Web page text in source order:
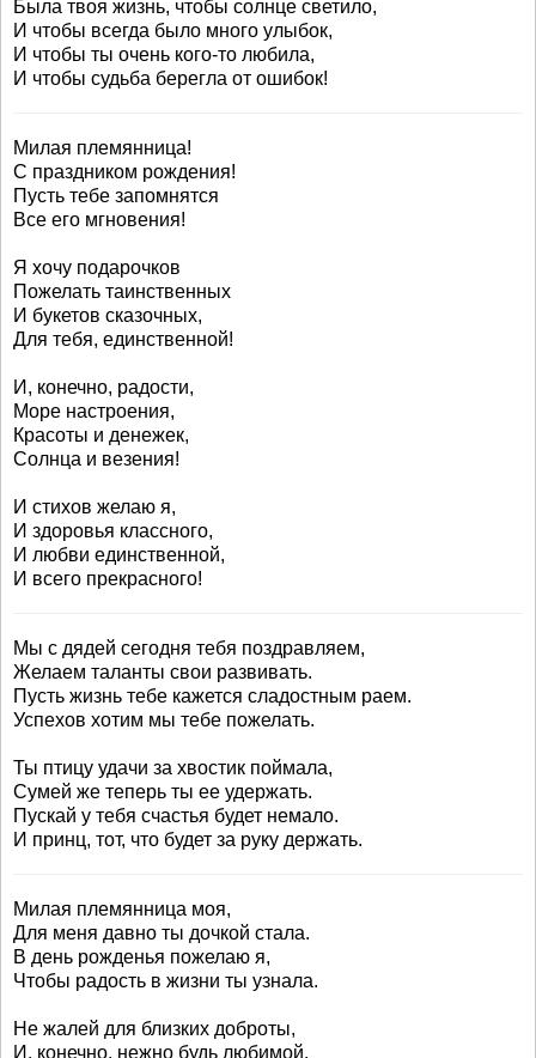
Была твоя жизнь, чтобы солнце светило,
И чтобы всегда было много улыбок,
И чтобы ты очень кого-то любила,
И чтобы судьба берегла от ошибок!
Милая племянница!
С праздником рождения!
Пусть тебе запомнятся
Все его мгновения!
Я хочу подарочков
Пожелать таинственных
И букетов сказочных,
Для тебя, единственной!
И, конечно, радости,
Море настроения,
Красоты и денежек,
Солнца и везения!
И стихов желаю я,
И здоровья классного,
И любви единственной,
И всего прекрасного!
Мы с дядей сегодня тебя поздравляем,
Желаем таланты свои развивать.
Пусть жизнь тебе кажется сладостным раем.
Успехов хотим мы тебе пожелать.
Ты птицу удачи за хвостик поймала,
Сумей же теперь ты ее удержать.
Пускай у тебя счастья будет немало.
И принц, тот, что будет за руку держать.
Милая племянница моя,
Для меня давно ты дочкой стала.
В день рожденья пожелаю я,
Чтобы радость в жизни ты узнала.
Не жалей для близких доброты,
И, конечно, нежно будь любимой.